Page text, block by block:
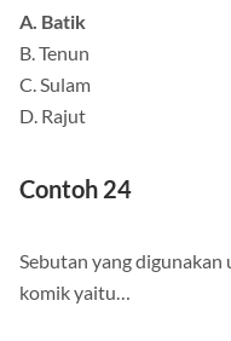
A. Batik
B. Tenun
C. Sulam
D. Rajut
Contoh 24
Sebutan yang
komik yaitu…